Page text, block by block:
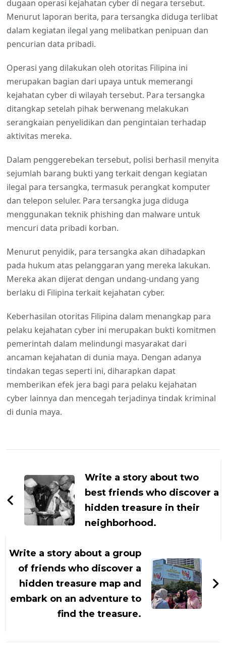
dugaan operasi kejahatan cyber di negara tersebut.
Menurut laporan berita, para tersangka diduga terlibat
dalam kegiatan ilegal yang melibatkan penipuan dan
pencurian data pribadi.
Operasi yang dilakukan oleh otoritas Filipina ini
merupakan bagian dari upaya untuk memerangi
kejahatan cyber di wilayah tersebut. Para tersangka
ditangkap setelah pihak berwenang melakukan
serangkaian penyelidikan dan pengintaian terhadap
aktivitas mereka.
Dalam penggerebekan tersebut, polisi berhasil menyita
sejumlah barang bukti yang terkait dengan kegiatan
ilegal para tersangka, termasuk perangkat komputer
dan telepon seluler. Para tersangka juga diduga
menggunakan teknik phishing dan malware untuk
mencuri data pribadi korban.
Menurut penyidik, para tersangka akan dihadapkan
pada hukum atas pelanggaran yang mereka lakukan.
Mereka akan dijerat dengan undang-undang yang
berlaku di Filipina terkait kejahatan cyber.
Keberhasilan otoritas Filipina dalam menangkap para
pelaku kejahatan cyber ini merupakan bukti komitmen
pemerintah dalam melindungi masyarakat dari
ancaman kejahatan di dunia maya. Dengan adanya
tindakan tegas seperti ini, diharapkan dapat
memberikan efek jera bagi para pelaku kejahatan
cyber lainnya dan mencegah terjadinya tindak kriminal
di dunia maya.
Artikel
Write a story about two
best friends who discover a
hidden treasure in their
neighborhood.
Write a story about a group
of friends who discover a
hidden treasure map and
embark on an adventure to
find the treasure.